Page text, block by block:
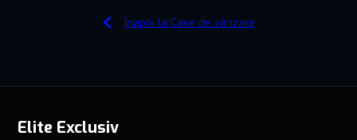
Înapoi la Case de vânzare
Elite Exclusiv